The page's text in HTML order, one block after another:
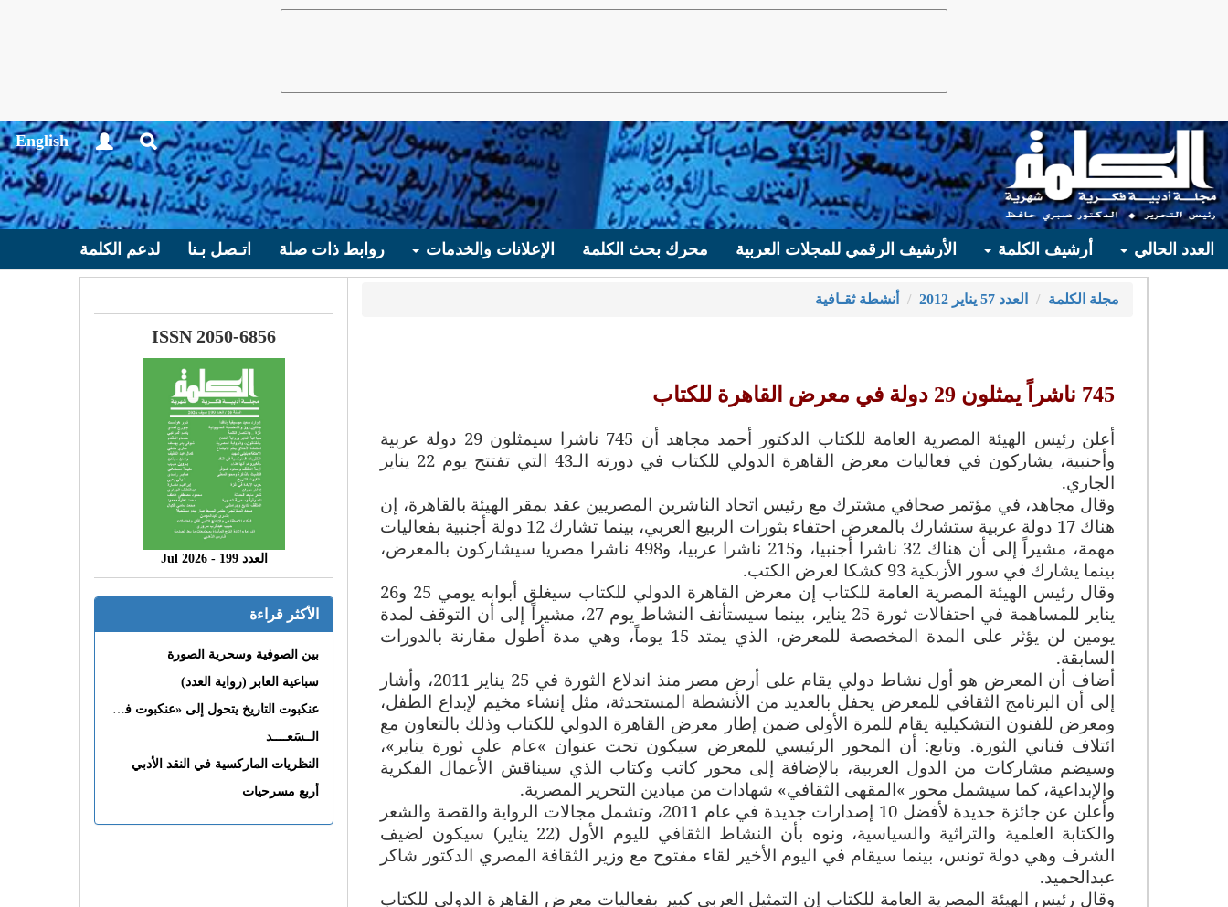
English
العدد الحالي أرشيف الكلمة الأرشيف الرقمي للمجلات العربية محرك بحث الكلمة الإعلانات والخدمات روابط ذات صلة اتـصل بـنا لدعم الكلمة
مجلة الكلمة العدد 57 يناير 2012 أنشطة ثقـافية
745 ناشراً يمثلون 29 دولة في معرض القاهرة للكتاب
أعلن رئيس الهيئة المصرية العامة للكتاب الدكتور أحمد مجاهد أن 745 ناشرا سيمثلون 29 دولة عربية
وأجنبية، يشاركون في فعاليات معرض القاهرة الدولي للكتاب في دورته الـ43 التي تفتتح يوم 22 يناير
الجاري.
وقال مجاهد، في مؤتمر صحافي مشترك مع رئيس اتحاد الناشرين المصريين عقد بمقر الهيئة بالقاهرة، إن
هناك 17 دولة عربية ستشارك بالمعرض احتفاء بثورات الربيع العربي، بينما تشارك 12 دولة أجنبية بفعاليات
مهمة، مشيراً إلى أن هناك 32 ناشرا أجنبيا، و215 ناشرا عربيا، و498 ناشرا مصريا سيشاركون بالمعرض،
بينما يشارك في سور الأزبكية 93 كشكا لعرض الكتب
.
وقال رئيس الهيئة المصرية العامة للكتاب إن معرض القاهرة الدولي للكتاب سيغلق أبوابه يومي 25 و26
يناير للمساهمة في احتفالات ثورة 25 يناير، بينما سيستأنف النشاط يوم 27، مشيراً إلى أن التوقف لمدة
يومين لن يؤثر على المدة المخصصة للمعرض، الذي يمتد 15 يوماً، وهي مدة أطول مقارنة بالدورات
السابقة.
أضاف أن المعرض هو أول نشاط دولي يقام على أرض مصر منذ اندلاع الثورة في 25 يناير 2011، وأشار
إلى أن البرنامج الثقافي للمعرض يحفل بالعديد من الأنشطة المستحدثة، مثل إنشاء مخيم لإبداع الطفل،
ومعرض للفنون التشكيلية يقام للمرة الأولى ضمن إطار معرض القاهرة الدولي للكتاب وذلك بالتعاون مع
ائتلاف فناني الثورة. وتابع: أن المحور الرئيسي للمعرض سيكون تحت عنوان «عام على ثورة يناير»،
وسيضم مشاركات من الدول العربية، بالإضافة إلى محور كاتب وكتاب الذي سيناقش الأعمال الفكرية
والإبداعية، كما سيشمل محور «المقهى الثقافي» شهادات من ميادين التحرير المصرية.
وأعلن عن جائزة جديدة لأفضل 10 إصدارات جديدة في عام 2011، وتشمل مجالات الرواية والقصة والشعر
والكتابة العلمية والتراثية والسياسية، ونوه بأن النشاط الثقافي لليوم الأول (22 يناير) سيكون لضيف
الشرف وهي دولة تونس، بينما سيقام في اليوم الأخير لقاء مفتوح مع وزير الثقافة المصري الدكتور شاكر
عبدالحميد.
وقال رئيس الهيئة المصرية العامة للكتاب إن التمثيل العربي كبير بفعاليات معرض القاهرة الدولي للكتاب
ISSN 2050-6856
العدد 199 - 2026 Jul
الأكثر قراءة
بين الصوفية وسحرية الصورة
سباعية العابر (رواية العدد)
عنكبوت التاريخ يتحول إلى «عنكبوت فى القلب»
الــسَعــــد
النظريات الماركسية في النقد الأدبي
أربع مسرحيات